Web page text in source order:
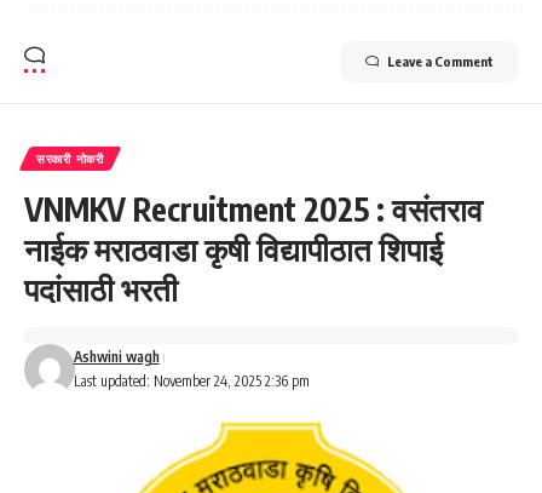
Leave a Comment
सरकारी नोकरी
VNMKV Recruitment 2025 : वसंतराव
नाईक मराठवाडा कृषी विद्यापीठात शिपाई
पदांसाठी भरती
Last updated: November 24, 2025 2:36 pm
Ashwini wagh